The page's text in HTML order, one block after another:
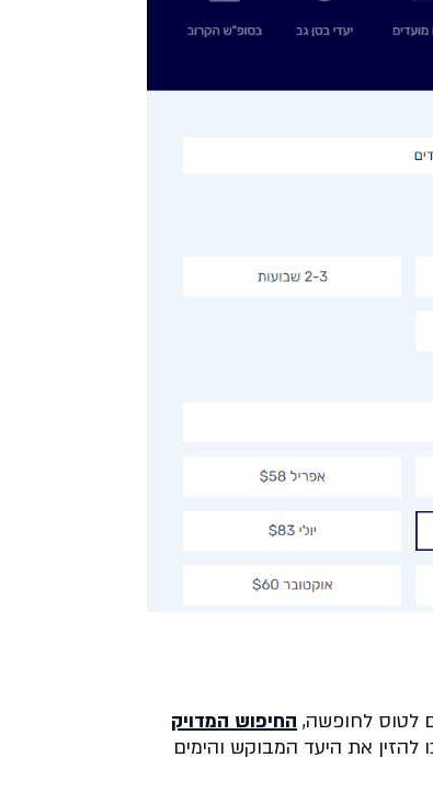
לטוס לחופשה, החיפוש המדויק
להזין את היעד המבוקש והימים